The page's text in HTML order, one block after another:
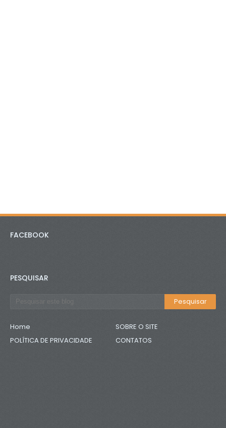
FACEBOOK
PESQUISAR
Home
SOBRE O SITE
POLÍTICA DE PRIVACIDADE
CONTATOS